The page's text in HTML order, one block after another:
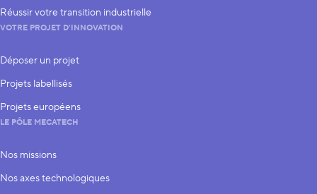
Réussir votre transition industrielle
VOTRE PROJET D’INNOVATION
Déposer un projet
Projets labellisés
Projets européens
LE PÔLE MECATECH
Nos missions
Nos axes technologiques